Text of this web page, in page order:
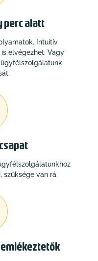
perc alatt
Intuitív
elvégezhet. Vagy
szüksége van rá.